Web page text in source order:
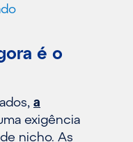
é o
a
exigência
nicho. As